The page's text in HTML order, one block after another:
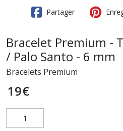
Partager
Bracelet Premium -
/ Palo Santo - 6 mm
Bracelets Premium
19€